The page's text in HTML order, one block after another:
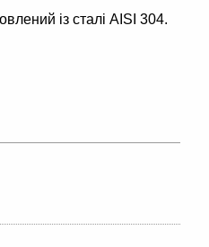
із сталі AISI 304.